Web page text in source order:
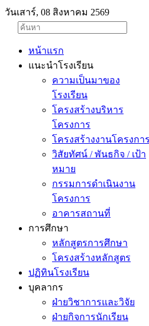
วันเสาร์, 08 สิงหาคม 2569
หน้าแรก
แนะนำโรงเรียน
ความเป็นมาของ
โรงเรียน
โครงสร้างบริหาร
โครงการ
โครงสร้างงานโครงการ
วิสัยทัศน์ / พันธกิจ / เป้า
หมาย
กรรมการดำเนินงาน
โครงการ
อาคารสถานที่
การศึกษา
หลักสูตรการศึกษา
โครงสร้างหลักสูตร
ปฏิทินโรงเรียน
บุคลากร
ฝ่ายวิชาการและวิจัย
ฝ่ายกิจการนักเรียน